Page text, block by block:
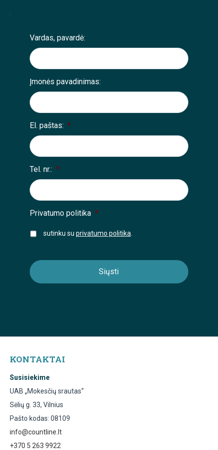
;
Vardas, pavardė:
Įmonės pavadinimas:
El. paštas: *
Tel. nr.: *
Privatumo politika *
sutinku su privatumo politika
KONTAKTAI
Susisiekime
UAB „Mokesčių srautas“
Sėlių g. 33, Vilnius
Pašto kodas: 08109
info@countline.lt
+370 5 263 9922